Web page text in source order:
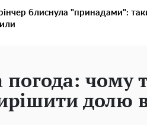
блиснула "принадами":
чому
долю